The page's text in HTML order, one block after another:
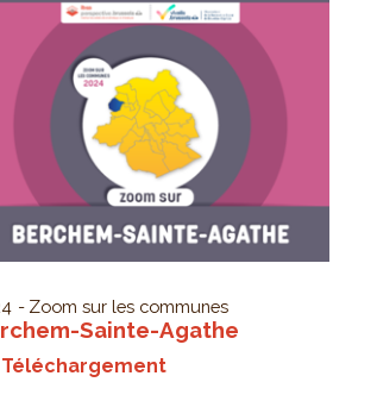
Zoom sur les communes
Sainte-Agathe
Téléchargement